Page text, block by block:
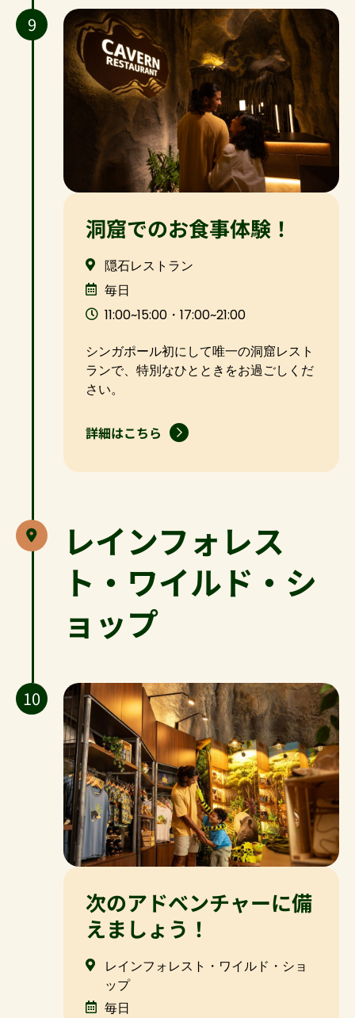
9
洞窟でのお食事体験！
隠石レストラン
毎日
11:00~15:00・17:00~21:00
シンガポール初にして唯一の洞窟レスト
ランで、特別なひとときをお過ごしくだ
さい。
詳細はこちら
レインフォレス
ト・ワイルド・シ
ョップ
10
次のアドベンチャーに備
えましょう！
レインフォレスト・ワイルド・ショ
ップ
毎日